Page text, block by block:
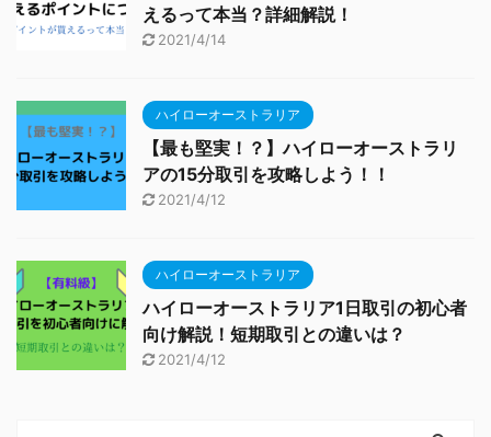
えるって本当？詳細解説！
2021/4/14
ハイローオーストラリア
【最も堅実！？】ハイローオーストラリ
アの15分取引を攻略しよう！！
2021/4/12
ハイローオーストラリア
ハイローオーストラリア1日取引の初心者
向け解説！短期取引との違いは？
2021/4/12